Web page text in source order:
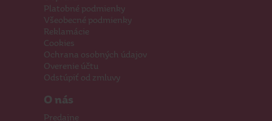
Platobné podmienky
Všeobecné podmienky
Reklamácie
Cookies
Ochrana osobných údajov
Overenie účtu
Odstúpiť od zmluvy
O nás
Predajne